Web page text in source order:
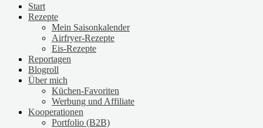
Start
Rezepte
Mein Saisonkalender
Airfryer-Rezepte
Eis-Rezepte
Reportagen
Blogroll
Über mich
Küchen-Favoriten
Werbung und Affiliate
Kooperationen
Portfolio (B2B)